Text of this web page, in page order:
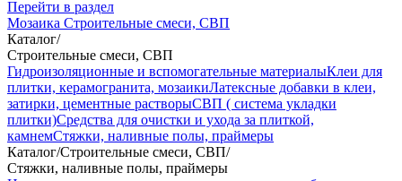
Перейти в раздел
Мозаика Строительные смеси, СВП
Каталог/
Строительные смеси, СВП
Гидроизоляционные и вспомогательные материалыКлеи для
плитки, керамогранита, мозаикиЛатексные добавки в клеи,
затирки, цементные растворыСВП ( система укладки
плитки)Средства для очистки и ухода за плиткой,
камнемСтяжки, наливные полы, праймеры
Каталог/Строительные смеси, СВП/
Стяжки, наливные полы, праймеры